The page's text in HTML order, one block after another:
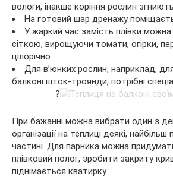
вологи, інакше коріння рослин згниють.
На готовий шар дренажу
У жаркий час замість плівки
сіткою, вирощуючи томати, огірки,
цілорічно.
Для в’юнких рослин, наприклад,
балконі шток-троянди, потрібні
?
При бажанні можна вибрати один з
організації на теплиці деякі,
частині. Для парника можна
плівковий полог, зробити закриту
піднімається кватирку.